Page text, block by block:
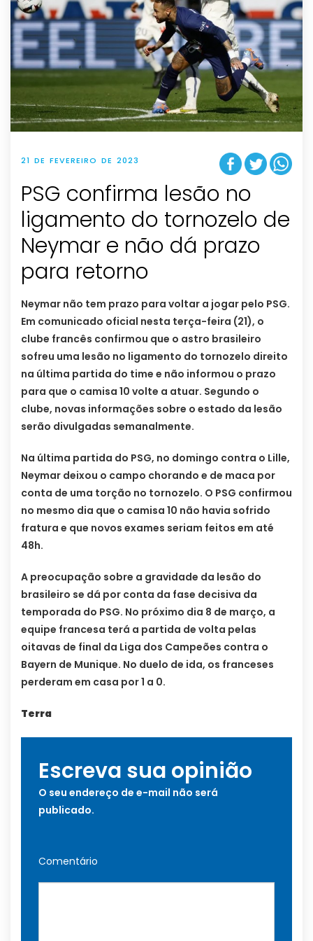
21 DE FEVEREIRO DE 2023
PSG confirma lesão no
ligamento do tornozelo de
Neymar e não dá prazo
para retorno
Neymar não tem prazo para voltar a jogar pelo PSG.
Em comunicado oficial nesta terça-feira (21), o
clube francês confirmou que o astro brasileiro
sofreu uma lesão no ligamento do tornozelo direito
na última partida do time e não informou o prazo
para que o camisa 10 volte a atuar. Segundo o
clube, novas informações sobre o estado da lesão
serão divulgadas semanalmente.
Na última partida do PSG, no domingo contra o Lille,
Neymar deixou o campo chorando e de maca por
conta de uma torção no tornozelo. O PSG confirmou
no mesmo dia que o camisa 10 não havia sofrido
fratura e que novos exames seriam feitos em até
48h.
A preocupação sobre a gravidade da lesão do
brasileiro se dá por conta da fase decisiva da
temporada do PSG. No próximo dia 8 de março, a
equipe francesa terá a partida de volta pelas
oitavas de final da Liga dos Campeões contra o
Bayern de Munique. No duelo de ida, os franceses
perderam em casa por 1 a 0.
Terra
Escreva sua opinião
O seu endereço de e-mail não será
publicado.
Comentário